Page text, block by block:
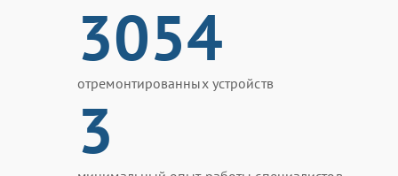
3054
отремонтированных устройств
3